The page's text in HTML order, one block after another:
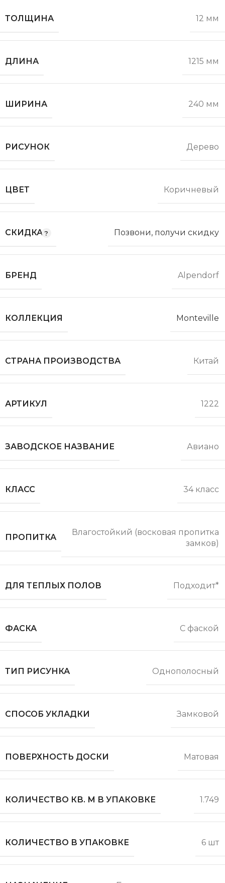
ТОЛЩИНА 12 мм
ДЛИНА 1215 мм
ШИРИНА 240 мм
РИСУНОК Дерево
ЦВЕТ Коричневый
СКИДКА Позвони, получи скидку
БРЕНД Alpendorf
КОЛЛЕКЦИЯ Monteville
СТРАНА ПРОИЗВОДСТВА Китай
АРТИКУЛ 1222
ЗАВОДСКОЕ НАЗВАНИЕ Авиано
КЛАСС 34 класс
ПРОПИТКА
Влагостойкий (восковая пропитка
замков)
ДЛЯ ТЕПЛЫХ ПОЛОВ Подходит*
ФАСКА С фаской
ТИП РИСУНКА Однополосный
СПОСОБ УКЛАДКИ Замковой
ПОВЕРХНОСТЬ ДОСКИ Матовая
КОЛИЧЕСТВО КВ. М В УПАКОВКЕ 1.749
КОЛИЧЕСТВО В УПАКОВКЕ 6 шт